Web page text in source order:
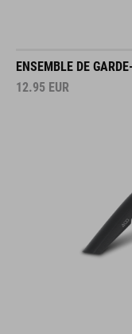
ENSEMBLE DE
12.95 EUR